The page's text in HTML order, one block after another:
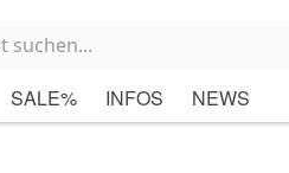
SALE% INFOS NEWS